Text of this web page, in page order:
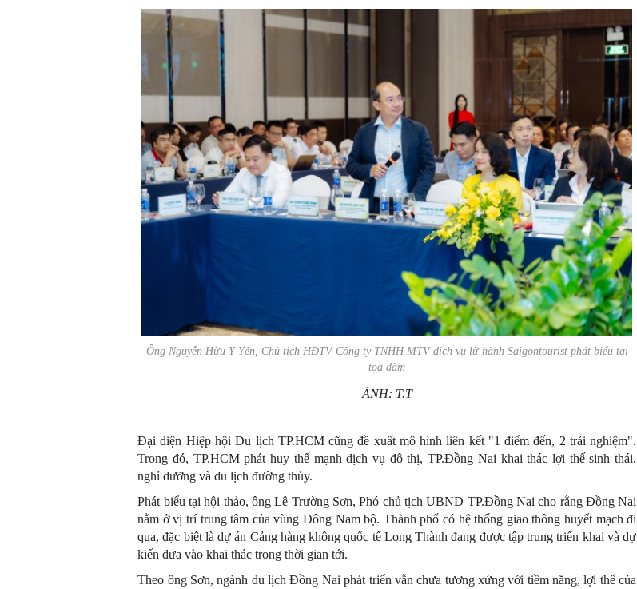
Ông Nguyễn Hữu Y Yên, Chủ tịch HĐTV Công ty TNHH MTV dịch vụ lữ hành Saigontourist phát biểu tại
tọa đàm
ẢNH: T.T
Đại diện Hiệp hội Du lịch TP.HCM cũng đề xuất mô hình liên kết "1 điểm đến, 2 trải nghiệm".
Trong đó, TP.HCM phát huy thế mạnh dịch vụ đô thị, TP.Đồng Nai khai thác lợi thế sinh thái,
nghỉ dưỡng và du lịch đường thủy.
Phát biểu tại hội thảo, ông Lê Trường Sơn, Phó chủ tịch UBND TP.Đồng Nai cho rằng Đồng Nai
nằm ở vị trí trung tâm của vùng Đông Nam bộ. Thành phố có hệ thống giao thông huyết mạch đi
qua, đặc biệt là dự án Cảng hàng không quốc tế Long Thành đang được tập trung triển khai và dự
kiến đưa vào khai thác trong thời gian tới.
Theo ông Sơn, ngành du lịch Đồng Nai phát triển vẫn chưa tương xứng với tiềm năng, lợi thế của